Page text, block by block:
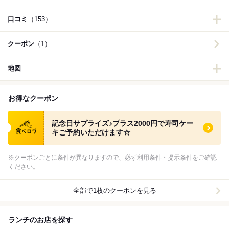
口コミ （153）
クーポン （1）
地図
お得なクーポン
食べログ クーポン
記念日サプライズ♪プラス2000円で寿司ケー
キご予約いただけます☆
※クーポンごとに条件が異なりますので、必ず利用条件・提示条件をご確認
ください。
全部で1枚のクーポンを見る
ランチのお店を探す